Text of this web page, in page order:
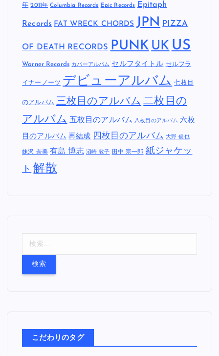
年 2011年 Columbia Records Epic Records Epitaph
Records FAT WRECK CHORDS JPN PIZZA
OF DEATH RECORDS PUNK UK US
Warner Records カバーアルバム セルフタイトル セルフラ
イナーノーツ デビューアルバム 七枚目
のアルバム 三枚目のアルバム 二枚目の
アルバム 五枚目のアルバム 八枚目のアルバム 六枚
目のアルバム 再結成 四枚目のアルバム 大野 俊也
妹沢 奈美 有島 博志 沼崎 敦子 田中 宗一郎 紙ジャケッ
ト 解散
こだわりのタグ